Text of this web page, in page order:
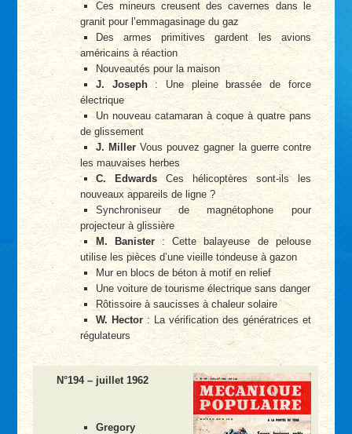
Ces mineurs creusent des cavernes dans le
granit pour l’emmagasinage du gaz
Des armes primitives gardent les avions
américains à réaction
Nouveautés pour la maison
J. Joseph: Une pleine brassée de force
électrique
Un nouveau catamaran à coque à quatre pans
de glissement
J. Miller Vous pouvez gagner la guerre contre
les mauvaises herbes
C. EdwardsCes hélicoptères sont-ils les
nouveaux appareils de ligne ?
Synchroniseur de magnétophone pour
projecteur à glissière
M. Banister : Cette balayeuse de pelouse
utilise les pièces d’une vieille tondeuse à gazon
Mur en blocs de béton à motif en relief
Une voiture de tourisme électrique sans danger
Rôtissoire à saucisses à chaleur solaire
W. Hector : La vérification des génératrices et
régulateurs
N°194 – juillet 1962
Gregory